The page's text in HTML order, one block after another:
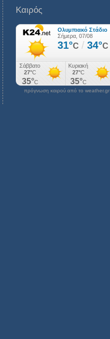
Καιρός
πρόγνωση καιρού από το weather.gr